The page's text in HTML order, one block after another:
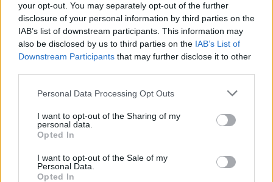
your opt-out. You may separately opt-out of the further
disclosure of your personal information by third parties on the
IAB’s list of downstream participants. This information may
also be disclosed by us to third parties on the IAB’s List of
Downstream Participants that may further disclose it to other
Please note that this website/app uses one or more Google
not limited to your visit or usage behaviour. You may click to
grant or deny consent to Google and its third-party tags to
use your data for below specified purposes in below Google
consent section.
Personal Data Processing Opt Outs
I want to opt-out of the Sharing of my
personal data.
Opted In
I want to opt-out of the Sale of my
Personal Data.
Opted In
«Είπε «εντάξει» σαν να προετοιμαζόταν όλη του τη
ζωή για αυτή τη στιγμή» σχολίασε ένας χρήστης.